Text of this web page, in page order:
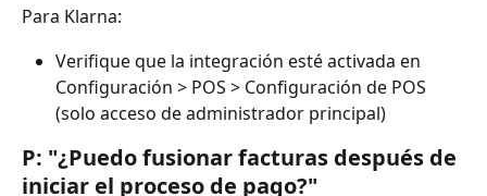
Para Klarna:
Verifique que la integración esté activada en
Configuración > POS > Configuración de POS
(solo acceso de administrador principal)
P: "¿Puedo fusionar facturas después de
iniciar el proceso de pago?"